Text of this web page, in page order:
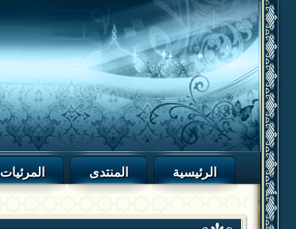
المرئيات المنتدى الرئيسية